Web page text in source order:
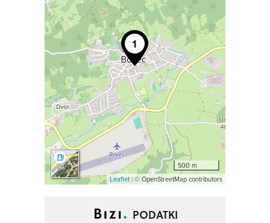
500 m
Leaflet| © OpenStreetMap contributors
PODATKI